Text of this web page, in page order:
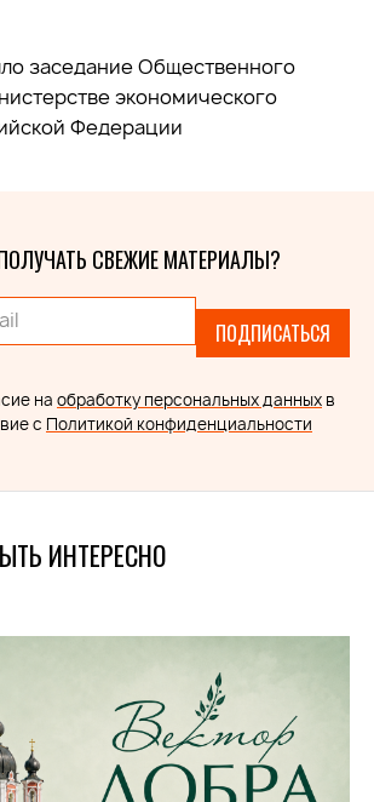
заседание Общественного
экономического
Федерации
СВЕЖИЕ МАТЕРИАЛЫ?
ПОДПИСАТЬСЯ
на обработку персональных данных в
с Политикой конфиденциальности
ИНТЕРЕСНО